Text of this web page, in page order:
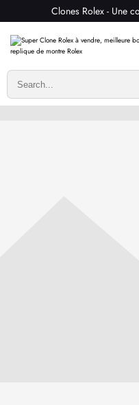
Clones Rolex - Une
Écrire
Seuls les clients ayant
laisser un commentaire.
Évaluation